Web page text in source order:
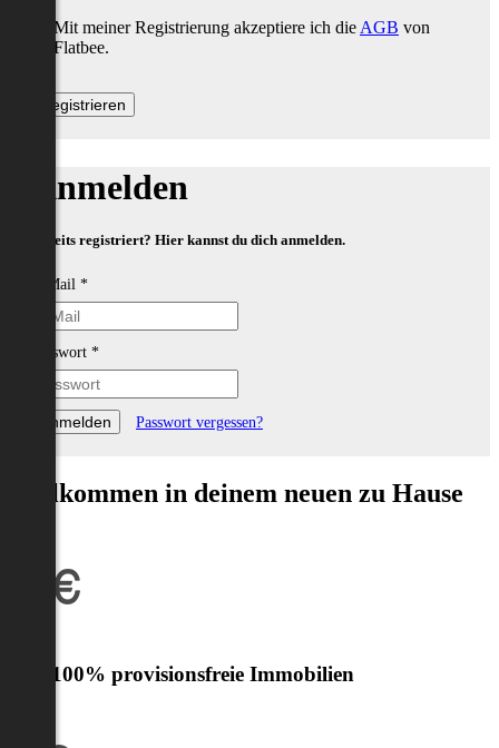
Mit meiner Registrierung akzeptiere ich die AGB von
Flatbee.
Anmelden
Bereits registriert? Hier kannst du dich anmelden.
E-Mail *
Passwort *
Passwort vergessen?
Willkommen in deinem neuen zu Hause
Nur 100% provisionsfreie Immobilien